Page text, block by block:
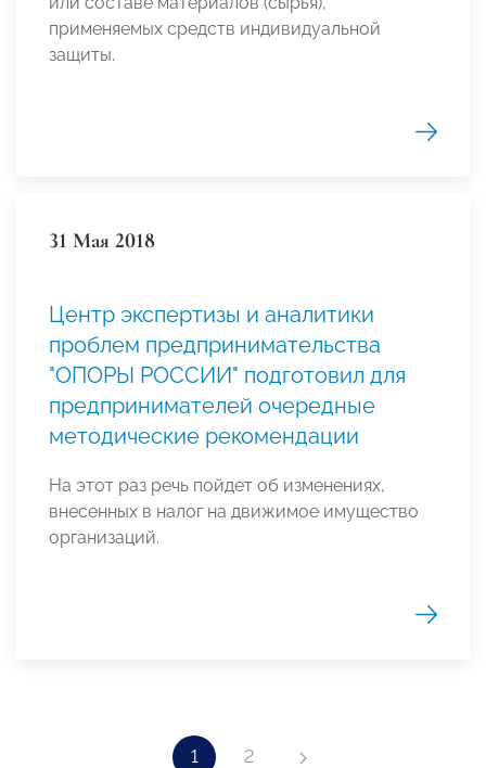
применяемых средств индивидуальной
защиты.
31 Мая 2018
Центр экспертизы и аналитики
проблем предпринимательства
"ОПОРЫ РОССИИ" подготовил для
предпринимателей очередные
методические рекомендации
На этот раз речь пойдет об изменениях,
внесенных в налог на движимое имущество
организаций.
1 2